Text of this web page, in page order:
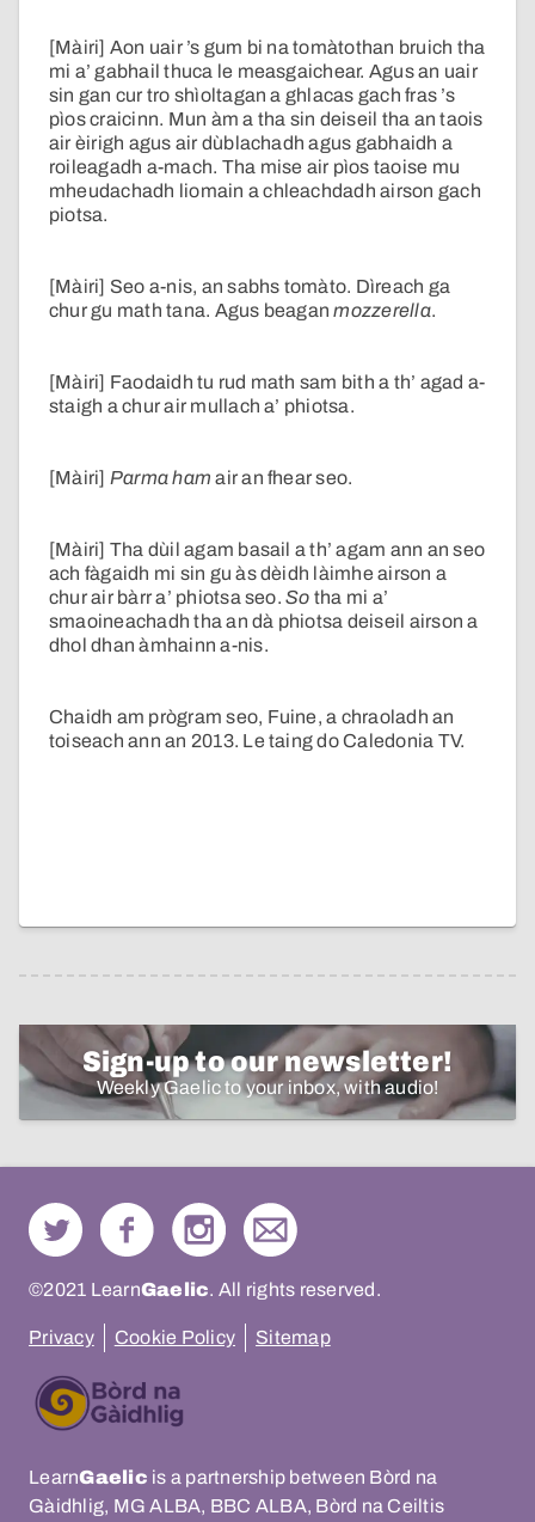
[Màiri] Aon uair ’s gum bi na tomàtothan bruich tha
mi a’ gabhail thuca le measgaichear. Agus an uair
sin gan cur tro shìoltagan a ghlacas gach fras ’s
pìos craicinn. Mun àm a tha sin deiseil tha an taois
air èirigh agus air dùblachadh agus gabhaidh a
roileagadh a-mach. Tha mise air pìos taoise mu
mheudachadh liomain a chleachdadh airson gach
piotsa.
[Màiri] Seo a-nis, an sabhs tomàto. Dìreach ga
chur gu math tana. Agus beaganmozzerella.
[Màiri] Faodaidh tu rud math sam bith a th’ agad a-
staigh a chur air mullach a’ phiotsa.
[Màiri] Parma ham air an fhear seo.
[Màiri] Tha dùil agam basail a th’ agam ann an seo
ach fàgaidh mi sin gu às dèidh làimhe airson a
chur air bàrr a’ phiotsa seo.So tha mi a’
smaoineachadh tha an dà phiotsa deiseil airson a
dhol dhan àmhainn a-nis.
Chaidh am prògram seo, Fuine, a chraoladh an
toiseach ann an 2013. Le taing do Caledonia TV.
Sign-up to our newsletter!
Weekly Gaelic to your inbox, with audio!
©2021 LearnGaelic. All rights reserved.
Privacy Cookie Policy Sitemap
LearnGaelic is a partnership between Bòrd na
Gàidhlig, MG ALBA, BBC ALBA, Bòrd na Ceiltis